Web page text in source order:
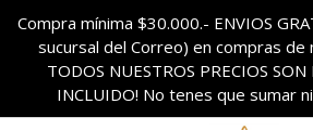
Compra mínima $30.000.- ENVIOS
sucursal del Correo) en compras de
TODOS NUESTROS PRECIOS SON
INCLUIDO! No tenes que sumar